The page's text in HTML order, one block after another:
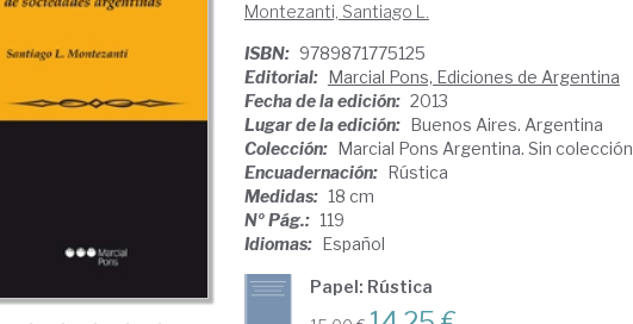
Montezanti, Santiago L.
ISBN: 9789871775125
Editorial: Marcial Pons, Ediciones de Argentina
Fecha de la edición: 2013
Lugar de la edición: Buenos Aires. Argentina
Colección: Marcial Pons Argentina. Sin colección
Encuadernación: Rústica
Medidas: 18 cm
Nº Pág.: 119
Idiomas: Español
Papel: Rústica